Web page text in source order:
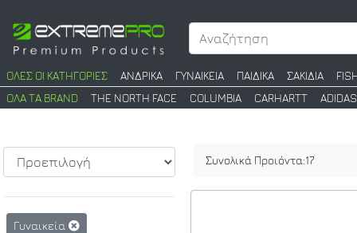
ΟΛΕΣ ΟΙ ΚΑΤΗΓΟΡΙΕΣ ΑΝΔΡΙΚΑ ΓΥΝΑΙΚΕΙΑ ΠΑΙΔΙΚΑ ΣΑΚΙΔΙΑ
ΟΛΑ ΤΑ BRAND
THE NORTH FACE COLUMBIA CARHARTT ADIDAS
Γυναικεία
Συνολικά Προιόντα:17